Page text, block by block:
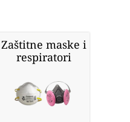
Zaštitne maske i
respiratori